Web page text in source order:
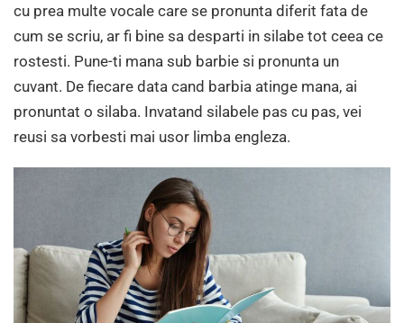
cu prea multe vocale care se pronunta diferit fata de
cum se scriu, ar fi bine sa desparti in silabe tot ceea ce
rostesti. Pune-ti mana sub barbie si pronunta un
cuvant. De fiecare data cand barbia atinge mana, ai
pronuntat o silaba. Invatand silabele pas cu pas, vei
reusi sa vorbesti mai usor limba engleza.